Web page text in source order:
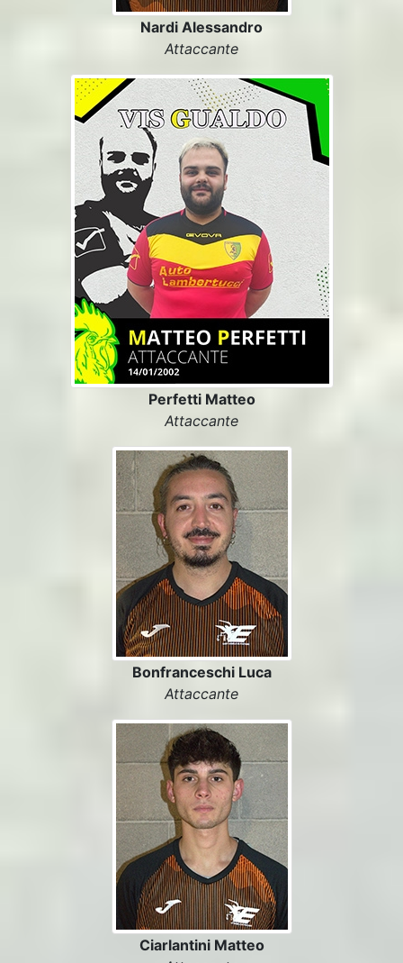
Nardi Alessandro
Attaccante
Perfetti Matteo
Attaccante
Bonfranceschi Luca
Attaccante
Ciarlantini Matteo